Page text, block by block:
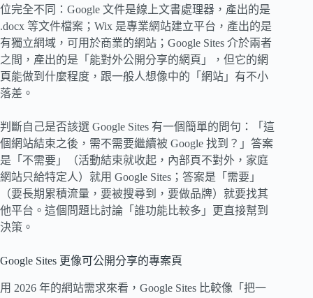
位完全不同：Google 文件是線上文書處理器，產出的是
.docx 等文件檔案；Wix 是專業網站建立平台，產出的是
有獨立網域，可用於商業的網站；Google Sites 介於兩者
之間，產出的是「能對外公開分享的網頁」，但它的網
頁能做到什麼程度，跟一般人想像中的「網站」有不小
落差。
判斷自己是否該選 Google Sites 有一個簡單的問句：「這
個網站結束之後，需不需要繼續被 Google 找到？」答案
是「不需要」（活動結束就收起，內部頁不對外，家庭
網站只給特定人）就用 Google Sites；答案是「需要」
（要長期累積流量，要被搜尋到，要做品牌）就要找其
他平台。這個問題比討論「誰功能比較多」更直接幫到
決策。
Google Sites 更像可公開分享的專案頁
用 2026 年的網站需求來看，Google Sites 比較像「把一